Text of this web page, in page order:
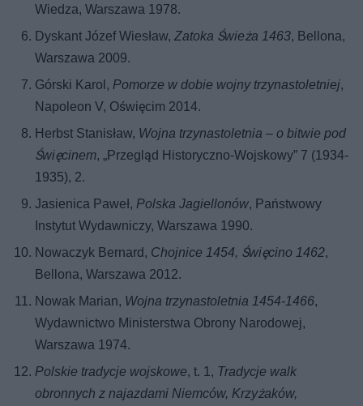
Wiedza, Warszawa 1978.
Dyskant Józef Wiesław,Zatoka Świeża 1463, Bellona,
Warszawa 2009.
Górski Karol, Pomorze w dobie wojny trzynastoletniej,
Napoleon V, Oświęcim 2014.
Herbst Stanisław, Wojna trzynastoletnia – o bitwie pod
Święcinem, „Przegląd Historyczno-Wojskowy” 7 (1934-
1935), 2.
Jasienica Paweł, Polska Jagiellonów, Państwowy
Instytut Wydawniczy, Warszawa 1990.
Nowaczyk Bernard, Chojnice 1454, Święcino 1462,
Bellona, Warszawa 2012.
Nowak Marian, Wojna trzynastoletnia 1454-1466,
Wydawnictwo Ministerstwa Obrony Narodowej,
Warszawa 1974.
Polskie tradycje wojskowe, t. 1, Tradycje walk
obronnych z najazdami Niemców, Krzyżaków,